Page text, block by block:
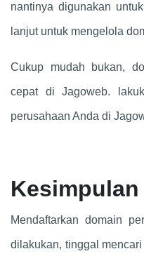
nantinya digunakan
lanjut untuk mengelola
Cukup mudah bukan,
cepat di Jagoweb.
perusahaan Anda di
Kesimpulan
Mendaftarkan domain
dilakukan, tinggal